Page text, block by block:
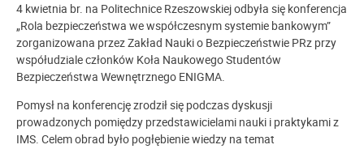
4 kwietnia br. na Politechnice Rzeszowskiej odbyła się konferencja
„Rola bezpieczeństwa we współczesnym systemie bankowym”
zorganizowana przez Zakład Nauki o Bezpieczeństwie PRz przy
współudziale członków Koła Naukowego Studentów
Bezpieczeństwa Wewnętrznego ENIGMA.
Pomysł na konferencję zrodził się podczas dyskusji
prowadzonych pomiędzy przedstawicielami nauki i praktykami z
IMS. Celem obrad było pogłębienie wiedzy na temat